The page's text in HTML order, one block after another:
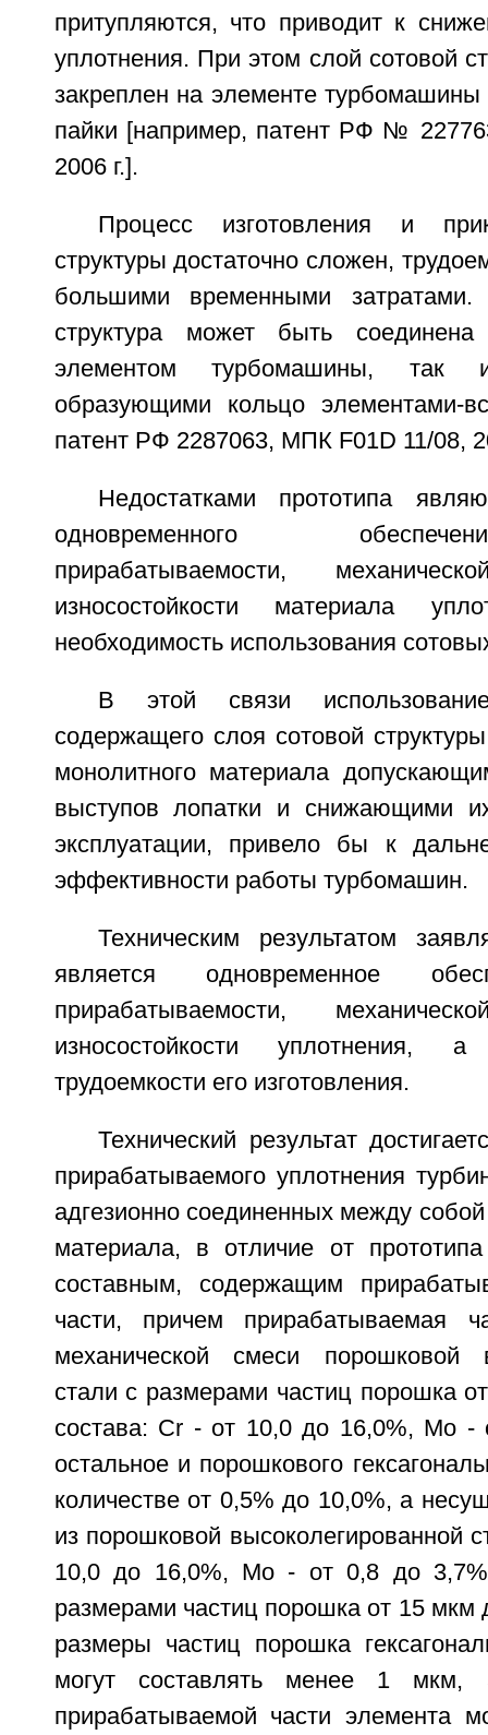
притупляются, что приводит к
уплотнения. При этом слой сотовой
закреплен на элементе
пайки [например, патент РФ №
2006 г.].
Процесс изготовления и
структуры достаточно сложен,
большими временными
структура может быть
элементом турбомашины, так
образующими кольцо элементами-
патент РФ 2287063, МПК F01D 11/08,
Недостатками прототипа
одновременного
прирабатываемости,
износостойкости материала
необходимость использования
В этой связи
содержащего слоя сотовой
монолитного материала
выступов лопатки и снижающими
эксплуатации, привело бы к
эффективности работы турбомашин.
Техническим результатом
является одновременное
прирабатываемости,
износостойкости уплотнения,
трудоемкости его изготовления.
Технический результат
прирабатываемого уплотнения
адгезионно соединенных между
материала, в отличие от
составным, содержащим
части, причем прирабатываемая
механической смеси порошковой
стали с размерами частиц порошка
состава: Cr - от 10,0 до 16,0%, Mo
остальное и порошкового
количестве от 0,5% до 10,0%, а
из порошковой высоколегированной
10,0 до 16,0%, Mo - от 0,8 до
размерами частиц порошка от 15 мкм
размеры частиц порошка
могут составлять менее 1 мкм,
прирабатываемой части элемента